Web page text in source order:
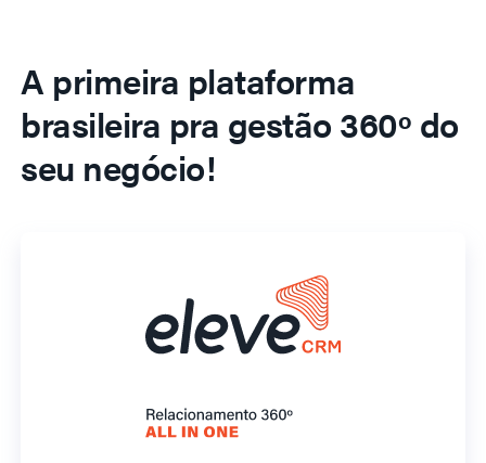
A primeira plataforma
brasileira pra gestão 360º do
seu negócio!